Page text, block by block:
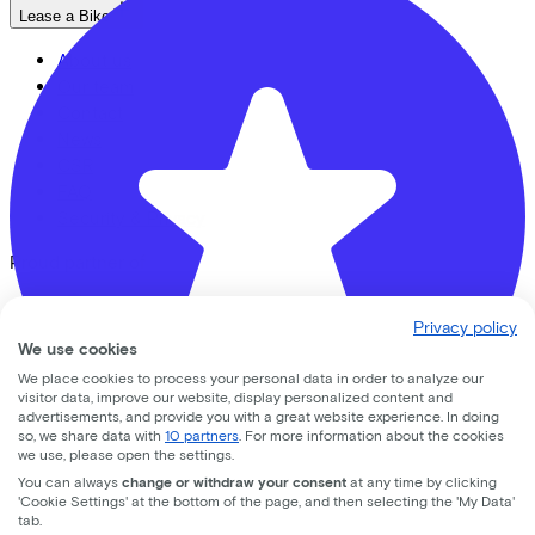
CC33 Amersfoort
Lease a Bike
About us
Security & Privacy
Proud partner of
We enable mobility
Employers
Privacy policy
We use cookies
We place cookies to process your personal data in order to analyze our
visitor data, improve our website, display personalized content and
advertisements, and provide you with a great website experience. In doing
so, we share data with 10 partners . For more information about the cookies
we use, please open the settings.
You can always change or withdraw your consent at any time by clicking
'Cookie Settings' at the bottom of the page, and then selecting the 'My Data'
tab.